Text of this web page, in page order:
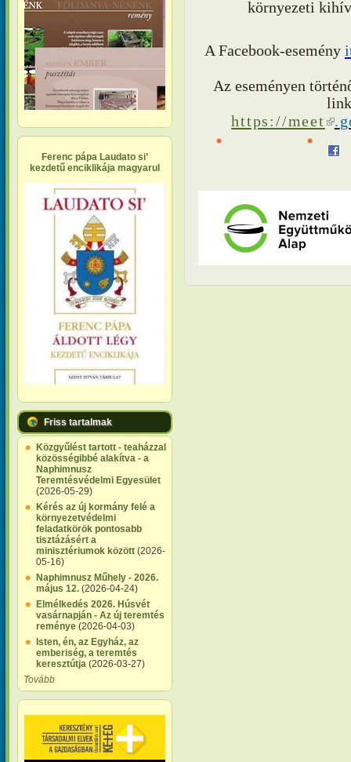
Ferenc pápa Laudato si’
kezdetű enciklikája magyarul
Friss tartalmak
Közgyűlést tartott - teaházzal
közösségibbé alakítva - a
Naphimnusz
Teremtésvédelmi Egyesület
(2026-05-29)
Kérés az új kormány felé a
környezetvédelmi
feladatkörök pontosabb
tisztázásért a
minisztériumok között (2026-
05-16)
Naphimnusz Műhely - 2026.
május 12. (2026-04-24)
Elmélkedés 2026. Húsvét
vasárnapján - Az új teremtés
reménye (2026-04-03)
Isten, én, az Egyház, az
emberiség, a teremtés
keresztútja (2026-03-27)
Tovább
környezeti
A Facebook-esemény
Az eseményen
https://meet
.